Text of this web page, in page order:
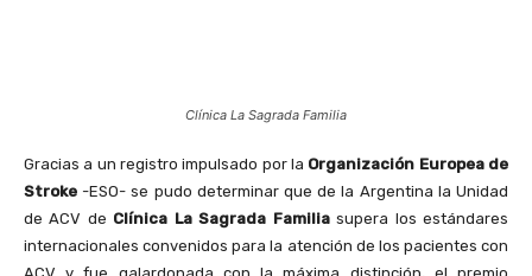
Clínica La Sagrada Familia
Gracias a un registro impulsado por la Organización Europea de
Stroke -ESO- se pudo determinar que de la Argentina la Unidad
de ACV de Clínica La Sagrada Familiasupera los estándares
internacionales convenidos para la atención de los pacientes con